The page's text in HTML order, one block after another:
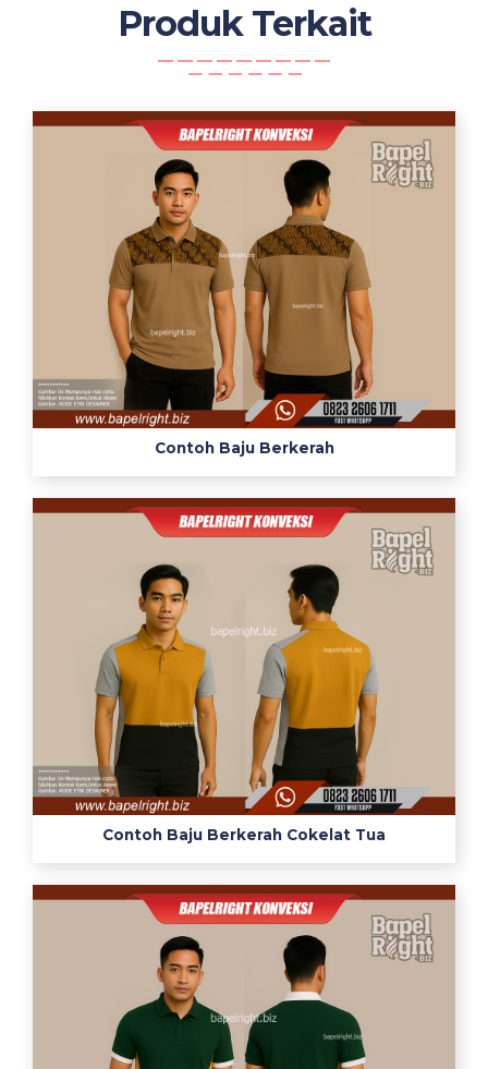
Produk Terkait
Contoh Baju Berkerah
Contoh Baju Berkerah Cokelat Tua